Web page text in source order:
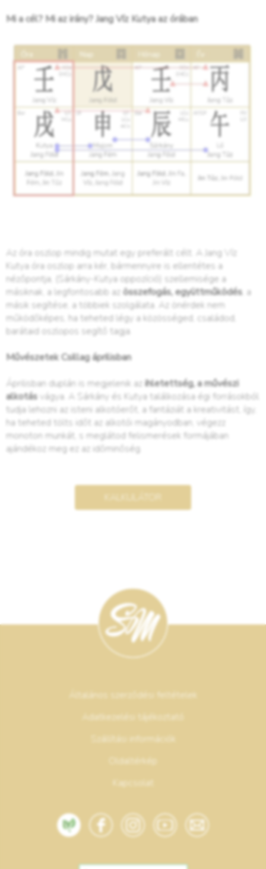
Mi a cél? Mi az irány? Jang Víz Kutya az órában
Az óra oszlop mindig mutat egy preferált célt. A Jang Víz
Kutya óra oszlop arra kér, bármennyire is ellentétes a
nézőpontja, (Sárkány-Kutya oppozíció) szellemisége a
másiknak, a legfontosabb az összefogás, együttműködés, a
másik segítése, a többiek szolgálata. Az önérdek nem
működőképes, ha teheted légy a közösséged, családod,
barátaid oszlopos segítő tagja.
Művészetek Csillag áprilisban
Áprilisban duplán is megjelenik azihletettség, a művészi
alkotásvágya. A Sárkány és Kutya találkozása égi forrásokból
tudja lehozni az isteni alkotóerőt, a fantáziát a kreativitást, így,
ha teheted tölts időt az alkotói magányodban, végezz
monoton munkát, s meglátod felismerések formájában
ajándékoz meg ez az időminőség.
Általános szerződési feltételek
Adatkezelési tájékoztató
Szállítási információk
Oldaltérkép
Kapcsolat